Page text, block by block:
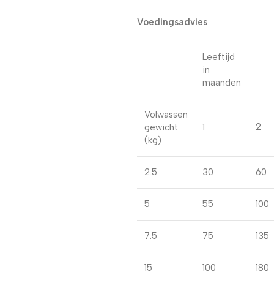
Voedingsadvies
Leeftijd
in
maanden
Volwassen
gewicht
(kg)
1 2
2.5 30 60
5 55 100
7.5 75 135
15 100 180